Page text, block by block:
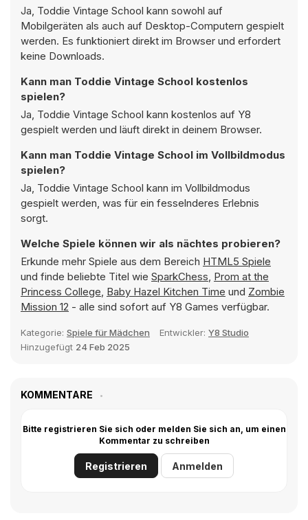
Ja, Toddie Vintage School kann sowohl auf
Mobilgeräten als auch auf Desktop-Computern gespielt
werden. Es funktioniert direkt im Browser und erfordert
keine Downloads.
Kann man Toddie Vintage School kostenlos
spielen?
Ja, Toddie Vintage School kann kostenlos auf Y8
gespielt werden und läuft direkt in deinem Browser.
Kann man Toddie Vintage School im Vollbildmodus
spielen?
Ja, Toddie Vintage School kann im Vollbildmodus
gespielt werden, was für ein fesselnderes Erlebnis
sorgt.
Welche Spiele können wir als nächtes probieren?
Erkunde mehr Spiele aus dem Bereich HTML5 Spiele
und finde beliebte Titel wie SparkChess, Prom at the
Princess College, Baby Hazel Kitchen Time und Zombie
Mission 12 - alle sind sofort auf Y8 Games verfügbar.
Kategorie: Spiele für Mädchen Entwickler: Y8 Studio
Hinzugefügt 24 Feb 2025
KOMMENTARE
Bitte registrieren Sie sich oder melden Sie sich an, um einen
Kommentar zu schreiben
Registrieren Anmelden